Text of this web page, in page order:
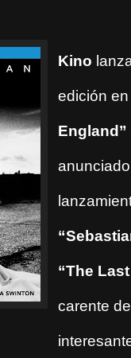
Kino
edición en
England”
“The
carente